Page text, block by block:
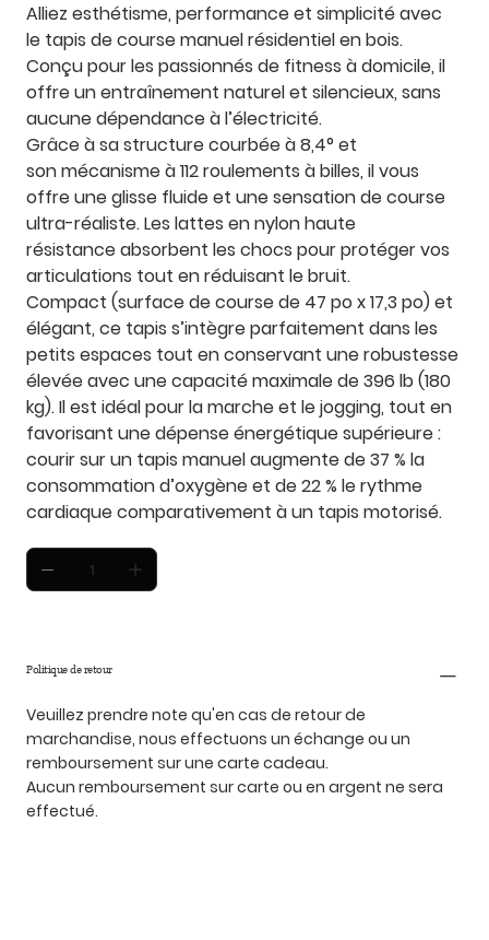
Alliez esthétisme, performance et simplicité avec
le tapis de course manuel résidentiel en bois.
Conçu pour les passionnés de fitness à domicile, il
offre un entraînement naturel et silencieux, sans
aucune dépendance à l’électricité.
Grâce à sa structure courbée à 8,4° et
son mécanisme à 112 roulements à billes, il vous
offre une glisse fluide et une sensation de course
ultra-réaliste. Les lattes en nylon haute
résistance absorbent les chocs pour protéger vos
articulations tout en réduisant le bruit.
Compact (surface de course de 47 po x 17,3 po) et
élégant, ce tapis s’intègre parfaitement dans les
petits espaces tout en conservant une robustesse
élevée avec une capacité maximale de 396 lb (180
kg). Il est idéal pour la marche et le jogging, tout en
favorisant une dépense énergétique supérieure :
courir sur un tapis manuel augmente de 37 % la
consommation d’oxygène et de 22 % le rythme
cardiaque comparativement à un tapis motorisé.
Politique de retour
Veuillez prendre note qu'en cas de retour de
marchandise, nous effectuons un échange ou un
remboursement sur une carte cadeau.
Aucun remboursement sur carte ou en argent ne sera
effectué.